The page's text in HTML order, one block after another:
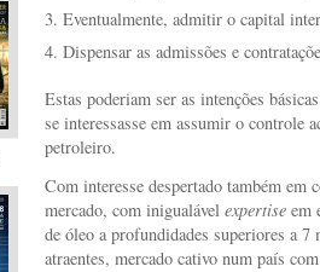
Eventualmente, admitir o capital
Dispensar as admissões e
Estas poderiam ser as intenções
se interessasse em assumir o controle
petroleiro.
Com interesse despertado também em
mercado, com inigualável expertise em
de óleo a profundidades superiores a
atraentes, mercado cativo num país